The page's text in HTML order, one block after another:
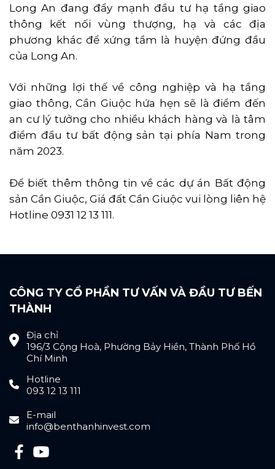
Long An đang đẩy mạnh đầu tư hạ tầng giao
thông kết nối vùng thượng, hạ và các địa
phương khác để xứng tầm là huyện đứng đầu
của Long An.
Với những lợi thế về công nghiệp và hạ tầng
giao thông, Cần Giuộc hứa hẹn sẽ là điểm đến
an cư lý tưởng cho nhiều khách hàng và là tâm
điểm đầu tư bất động sản tại phía Nam trong
năm 2023.
Để biết thêm thông tin về các dự án Bất động
sản Cần Giuộc, Giá đất Cần Giuộc vui lòng liên hệ
Hotline 0931 12 13 111.
CÔNG TY CỔ PHẦN TƯ VẤN VÀ ĐẦU TƯ BẾN
THÀNH
Địa chỉ
196/3 Cộng Hoà, Phường Bảy Hiền, Thành Phố Hồ
Chí Minh
Hotline
093 12 13 111
E-mail
info@benthanhinvest.com